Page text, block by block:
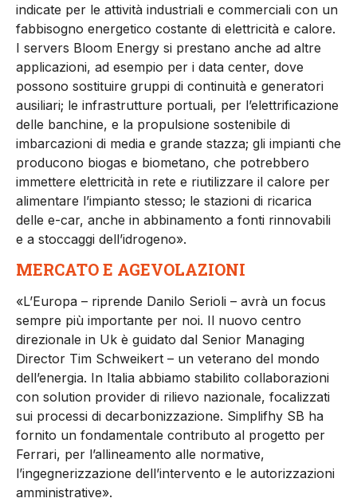
indicate per le attività industriali e commerciali con un
fabbisogno energetico costante di elettricità e calore.
I servers Bloom Energy si prestano anche ad altre
applicazioni, ad esempio per i data center, dove
possono sostituire gruppi di continuità e generatori
ausiliari; le infrastrutture portuali, per l’elettrificazione
delle banchine, e la propulsione sostenibile di
imbarcazioni di media e grande stazza; gli impianti che
producono biogas e biometano, che potrebbero
immettere elettricità in rete e riutilizzare il calore per
alimentare l’impianto stesso; le stazioni di ricarica
delle e-car, anche in abbinamento a fonti rinnovabili
e a stoccaggi dell’idrogeno».
MERCATOE AGEVOLAZIONI
«L’Europa – riprende Danilo Serioli – avrà un focus
sempre più importante per noi. Il nuovo centro
direzionale in Uk è guidato dal Senior Managing
Director Tim Schweikert – un veterano del mondo
dell’energia. In Italia abbiamo stabilito collaborazioni
con solution provider di rilievo nazionale, focalizzati
sui processi di decarbonizzazione. Simplifhy SB ha
fornito un fondamentale contributo al progetto per
Ferrari, per l’allineamento alle normative,
l’ingegnerizzazione dell’intervento e le autorizzazioni
amministrative».